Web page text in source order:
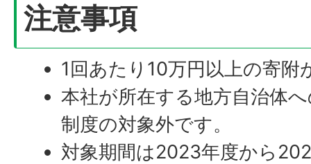
注意事項
1回あたり10万円以上の寄附
本社が所在する地方自治体
制度の対象外です。
対象期間は2023年度から